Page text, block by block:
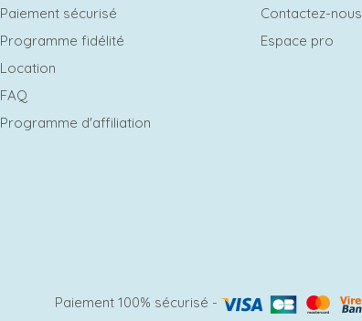
Paiement sécurisé
Programme fidélité
Location
FAQ
Programme d'affiliation
Contactez-nous
Espace pro
Paiement 100% sécurisé -